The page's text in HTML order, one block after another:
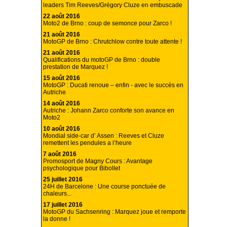
leaders Tim Reeves/Grégory Cluze en embuscade
22 août 2016
Moto2 de Brno : coup de semonce pour Zarco !
21 août 2016
MotoGP de Brno : Chrutchlow contre toute attente !
21 août 2016
Qualifications du motoGP de Brno : double
prestation de Marquez !
15 août 2016
MotoGP : Ducati renoue – enfin - avec le succès en
Autriche
14 août 2016
Autriche : Johann Zarco conforte son avance en
Moto2
10 août 2016
Mondial side-car d’ Assen : Reeves et Cluze
remettent les pendules a l’heure
7 août 2016
Promosport de Magny Cours : Avantage
psychologique pour Bibollet
25 juillet 2016
24H de Barcelone : Une course ponctuée de
chaleurs...
17 juillet 2016
MotoGP du Sachsenring : Marquez joue et remporte
la donne !